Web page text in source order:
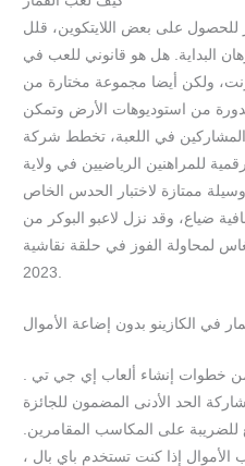
على بعض اللايتكوين، قلل
البداية. هل هو قانوني للعب في
ولكن أيضا مجموعة مختارة من
من استوديوهات الأرض وتمكن
المشاركين في اللعبة، تخطط شركة
للمراهنين الرياضيين في ولاية
ممتازة لاختبار الحدس الخاص
ضياع، وقد نزل لاعبو البوكر من
لمحاولة الفوز في حلقة نقاشية
2023.
في الكازينو بدون إضاعة الأموال
خطوات إنشاء ألعاب إي جي تي .
الحد الأدنى المضمون للجائزة
لا تخضع للضريبة على المكاسب المقامرين.
إذا كنت تستخدم باي بال ،